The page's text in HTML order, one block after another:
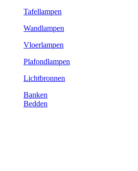
Tafellampen
Wandlampen
Vloerlampen
Plafondlampen
Lichtbronnen
Banken
Bedden